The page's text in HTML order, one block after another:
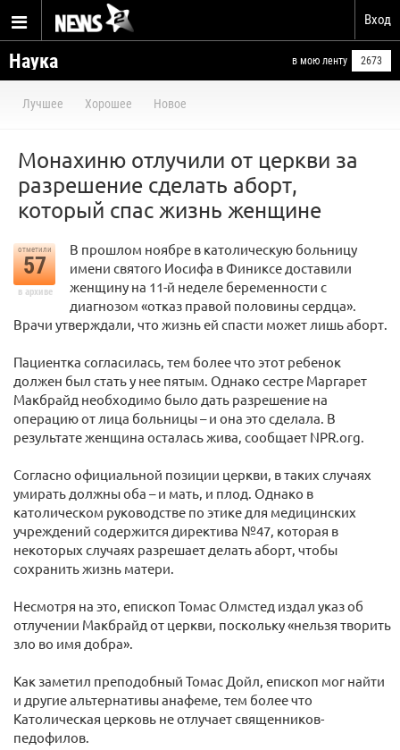
Вход
Наука в мою ленту 2673
Лучшее Хорошее Новое
Монахиню отлучили от церкви за
разрешение сделать аборт,
который спас жизнь женщине
отметили
57
в архиве
В прошлом ноябре в католическую больницу
имени святого Иосифа в Финиксе доставили
женщину на 11-й неделе беременности с
диагнозом «отказ правой половины сердца».
Врачи утверждали, что жизнь ей спасти может лишь аборт.
Пациентка согласилась, тем более что этот ребенок
должен был стать у нее пятым. Однако сестре Маргарет
Макбрайд необходимо было дать разрешение на
операцию от лица больницы – и она это сделала. В
результате женщина осталась жива, сообщает NPR.org.
Согласно официальной позиции церкви, в таких случаях
умирать должны оба – и мать, и плод. Однако в
католическом руководстве по этике для медицинских
учреждений содержится директива №47, которая в
некоторых случаях разрешает делать аборт, чтобы
сохранить жизнь матери.
Несмотря на это, епископ Томас Олмстед издал указ об
отлучении Макбрайд от церкви, поскольку «нельзя творить
зло во имя добра».
Как заметил преподобный Томас Дойл, епископ мог найти
и другие альтернативы анафеме, тем более что
Католическая церковь не отлучает священников-
педофилов.